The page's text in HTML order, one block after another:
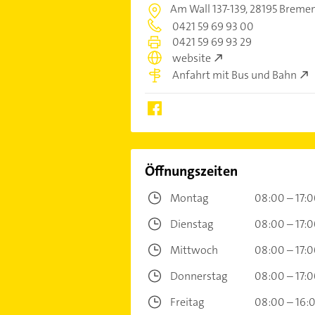
Am Wall 137-139,28195
0421 59 69 93 00
0421 59 69 93 29
website
Anfahrt mit Bus und Bahn
Öffnungszeiten
Montag
08:00 –
Dienstag
08:00 –
Mittwoch
08:00 –
Donnerstag
08:00 –
Freitag
08:00 –